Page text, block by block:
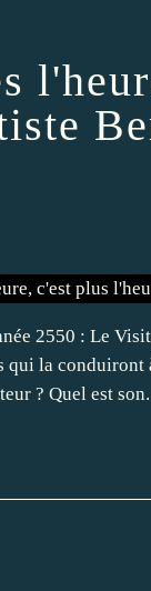
2550 : Le
qui la conduiront
? Quel est